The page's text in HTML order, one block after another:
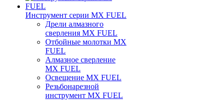
Инструмент серии MX FUEL
Дрели алмазного
сверления MX FUEL
Отбойные молотки MX
FUEL
Алмазное сверление
MX FUEL
Освещение MX FUEL
Резьбонарезной
инструмент MX FUEL